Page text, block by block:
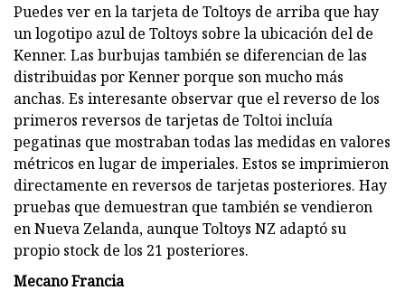
Puedes ver en la tarjeta de Toltoys de arriba que hay
un logotipo azul de Toltoys sobre la ubicación del de
Kenner. Las burbujas también se diferencian de las
distribuidas por Kenner porque son mucho más
anchas. Es interesante observar que el reverso de los
primeros reversos de tarjetas de Toltoi incluía
pegatinas que mostraban todas las medidas en valores
métricos en lugar de imperiales. Estos se imprimieron
directamente en reversos de tarjetas posteriores. Hay
pruebas que demuestran que también se vendieron
en Nueva Zelanda, aunque Toltoys NZ adaptó su
propio stock de los 21 posteriores.
Mecano Francia